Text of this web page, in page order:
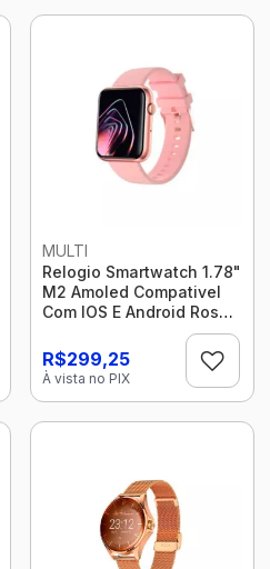
MULTI
Relogio Smartwatch 1.78"
M2 Amoled Compativel
Com IOS E Android Rose
R$299,25
À vista no PIX